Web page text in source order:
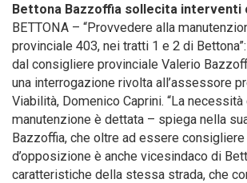
Bettona Bazzoffia sollecita interventi
BETTONA – “Provvedere alla
provinciale 403, nei tratti 1 e 2 di
dal consigliere provinciale Valerio
una interrogazione rivolta all’assessore
Viabilità, Domenico Caprini. “La necessità
manutenzione è dettata – spiega nella
Bazzoffia, che oltre ad essere
d’opposizione è anche vicesindaco di
caratteristiche della stessa strada, che